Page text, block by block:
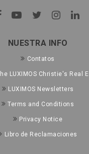
NUESTRA INFO
Contatos
LUXIMOS Christie's Real
LUXIMOS Newsletters
Terms and Conditions
Privacy Notice
Libro de Reclamaciones